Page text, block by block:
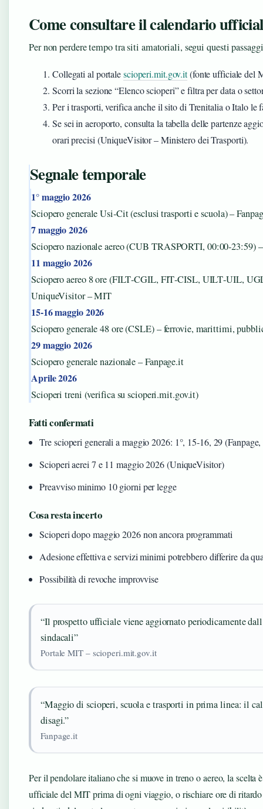
Come consultare il calendario
Per non perdere tempo tra siti amatoriali, segui questi
Collegati al portalescioperi.mit.gov.it(fonte ufficiale del
Scorri la sezione “Elenco scioperi” e filtra per data o
Per i trasporti, verifica anche il sito di Trenitalia o Italo le
Se sei in aeroporto, consulta la tabella delle partenze
orari precisi (UniqueVisitor – Ministero dei Trasporti).
Segnale temporale
1° maggio 2026
Sciopero generale Usi‑Cit (esclusi trasporti e scuola) –
7 maggio 2026
Sciopero nazionale aereo (CUB TRASPORTI,
11 maggio 2026
Sciopero aereo 8 ore (FILT‑CGIL, FIT‑CISL, UILT‑UIL,
UniqueVisitor – MIT
15‑16 maggio 2026
Sciopero generale 48 ore (CSLE) – ferrovie, marittimi,
29 maggio 2026
Sciopero generale nazionale – Fanpage.it
Aprile 2026
Scioperi treni (verifica su scioperi.mit.gov.it)
Fatti confermati
Tre scioperi generali a maggio 2026: 1°, 15‑16, 29
Scioperi aerei 7 e 11 maggio 2026 (UniqueVisitor)
Preavviso minimo 10 giorni per legge
Cosa resta incerto
Scioperi dopo maggio 2026 non ancora programmati
Adesione effettiva e servizi minimi potrebbero differire da
Possibilità di revoche improvvise
“Il prospetto ufficiale viene aggiornato periodicamente
sindacali”
Portale MIT – scioperi.mit.gov.it
“Maggio di scioperi, scuola e trasporti in prima linea: il
disagi.”
Fanpage.it
Per il pendolare italiano che si muove in treno o aereo, la scelta
ufficiale del MIT prima di ogni viaggio, o rischiare ore di